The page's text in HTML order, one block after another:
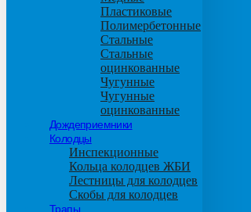
Пластиковые
Полимербетонные
Стальные
Стальные
оцинкованные
Чугунные
Чугунные
оцинкованные
Дождеприемники
Колодцы
Инспекционные
Кольца колодцев ЖБИ
Лестницы для колодцев
Скобы для колодцев
Трапы